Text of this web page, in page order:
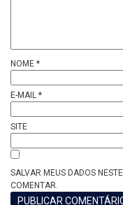
NOME *
E-MAIL *
SITE
SALVAR MEUS DADOS
COMENTAR.